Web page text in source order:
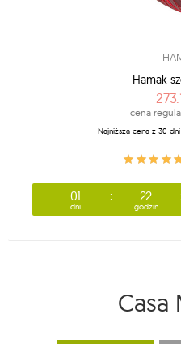
Hamak
cena
Najniższa cena z 30
01
dni
22
godzin
Casa